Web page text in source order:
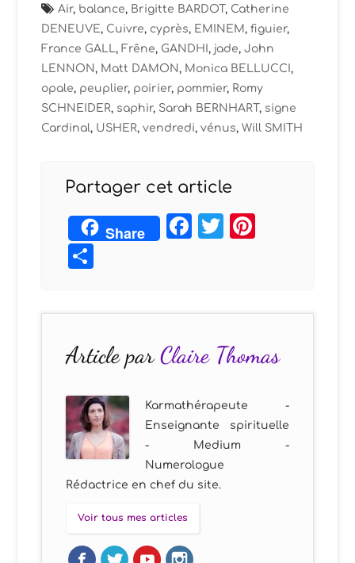
Air, balance, Brigitte BARDOT, Catherine
DENEUVE, Cuivre, cyprès, EMINEM,figuier,
France GALL, Frêne, GANDHI, jade,John
LENNON, Matt DAMON, Monica BELLUCCI,
opale, peuplier, poirier, pommier, Romy
SCHNEIDER, saphir, Sarah BERNHART, signe
Cardinal, USHER,vendredi,vénus,Will SMITH
Partager cet article
Share Facebook
Twitter
Article parClaire Thomas
Karmathérapeute -
Enseignante spirituelle
- Medium -
Numerologue
Rédactrice en chef du site.
Voir tous mes articles